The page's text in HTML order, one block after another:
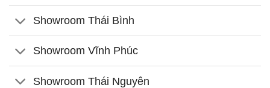
Showroom Thái Bình
Showroom Vĩnh Phúc
Showroom Thái Nguyên